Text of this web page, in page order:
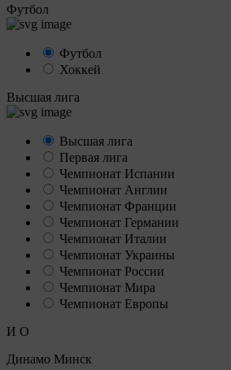
Футбол
Футбол
Хоккей
Высшая лига
Высшая лига
Первая лига
Чемпионат Испании
Чемпионат Англии
Чемпионат Франции
Чемпионат Германии
Чемпионат Италии
Чемпионат Украины
Чемпионат России
Чемпионат Мира
Чемпионат Европы
И О
Динамо Минск